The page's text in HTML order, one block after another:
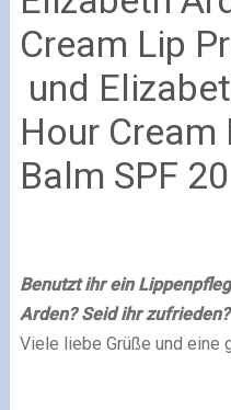
Cream Lip
und
Hour
Balm SPF 20
Benutzt ihr ein
Arden? Seid ihr
Viele liebe Grüße und eine